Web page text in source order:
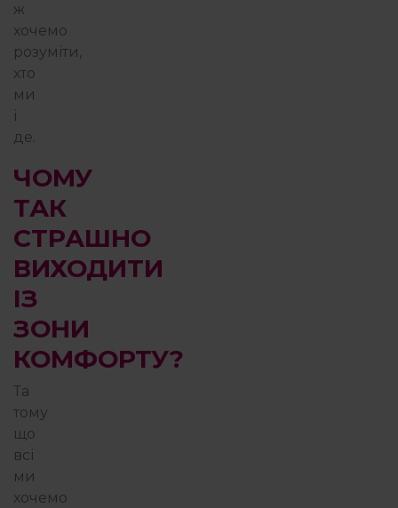
ж
хочемо
розуміти,
хто
ми
і
де.
ЧОМУ
ТАК
СТРАШНО
ВИХОДИТИ
ІЗ
ЗОНИ
КОМФОРТУ?
Та
тому
що
всі
ми
хочемо